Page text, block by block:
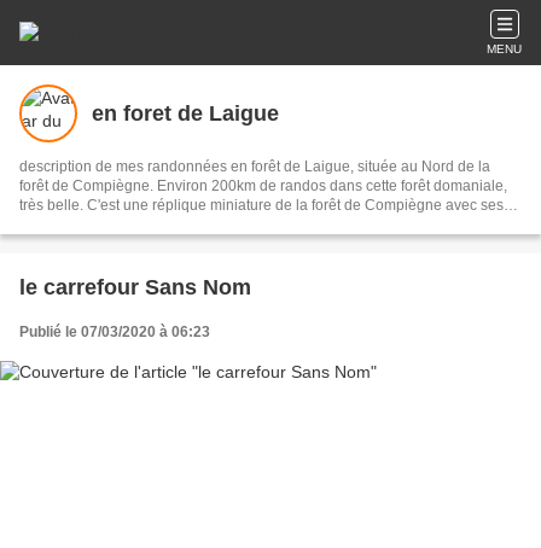
MENU
en foret de Laigue
description de mes randonnées en forêt de Laigue, située au Nord de la
forêt de Compiègne. Environ 200km de randos dans cette forêt domaniale,
très belle. C'est une réplique miniature de la forêt de Compiègne avec ses
illustrée avec environ 10000 photos et les parcours de mes randonnées.
le carrefour Sans Nom
Publié le 07/03/2020 à 06:23